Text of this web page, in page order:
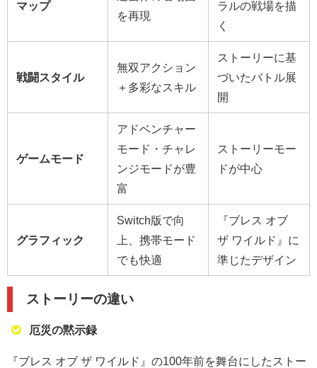
マップ
を再現
ラルの戦場を描
く
戦闘スタイル
無双アクション
＋多彩なスキル
ストーリーに基
づいたバトル展
開
ゲームモード
アドベンチャー
モード・チャレ
ンジモードが豊
富
ストーリーモー
ドが中心
グラフィック
Switch版で向
上、携帯モード
でも快適
『ブレス オブ
ザ ワイルド』に
準じたデザイン
ストーリーの違い
厄災の黙示録
『ブレス オブ ザ ワイルド』の100年前を舞台にしたストー